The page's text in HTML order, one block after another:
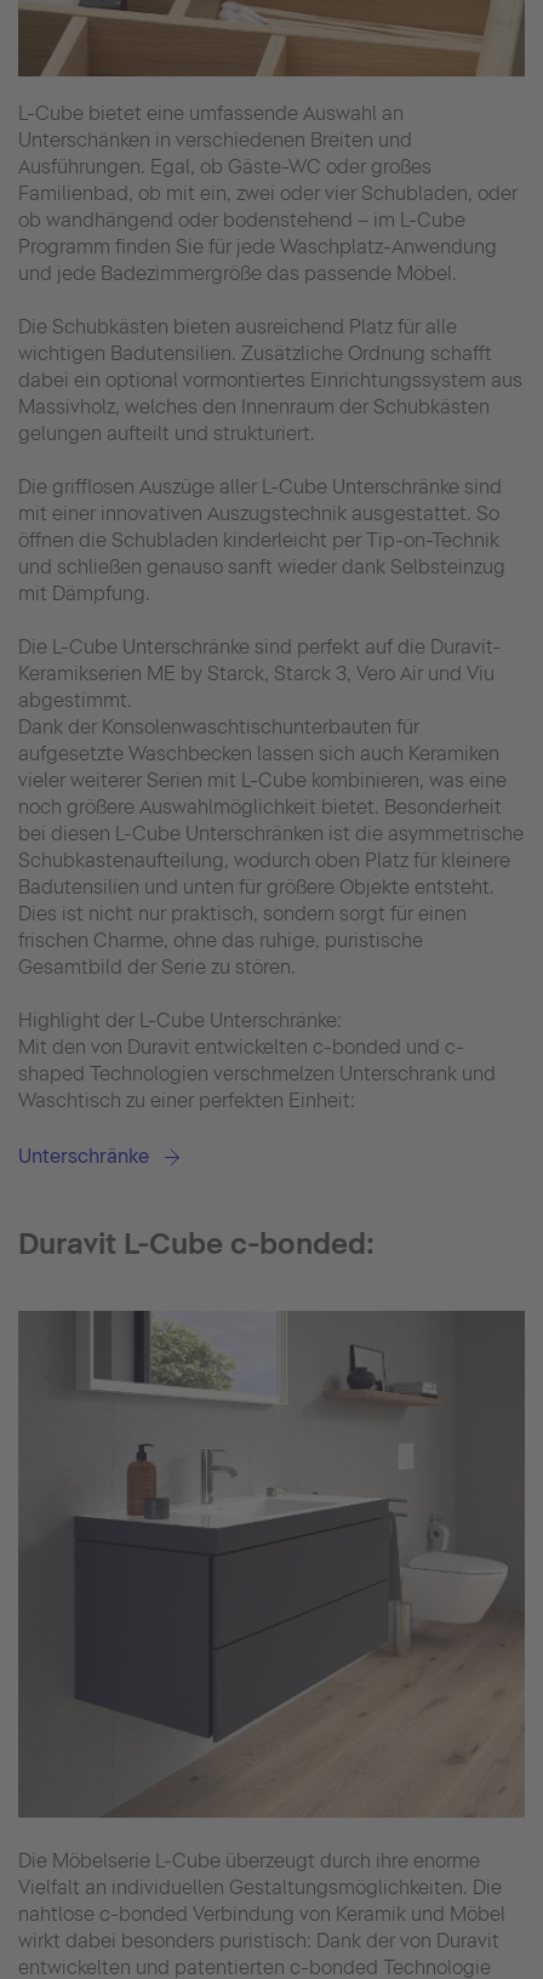
L-Cube bietet eine umfassende Auswahl an
Unterschänken in verschiedenen Breiten und
Ausführungen. Egal, ob Gäste-WC oder großes
Familienbad, ob mit ein, zwei oder vier Schubladen, oder
ob wandhängend oder bodenstehend – im L-Cube
Programm finden Sie für jede Waschplatz-Anwendung
und jede Badezimmergröße das passende Möbel.
Die Schubkästen bieten ausreichend Platz für alle
wichtigen Badutensilien. Zusätzliche Ordnung schafft
dabei ein optional vormontiertes Einrichtungssystem aus
Massivholz, welches den Innenraum der Schubkästen
gelungen aufteilt und strukturiert.
Die grifflosen Auszüge aller L-Cube Unterschränke sind
mit einer innovativen Auszugstechnik ausgestattet. So
öffnen die Schubladen kinderleicht per Tip-on-Technik
und schließen genauso sanft wieder dank Selbsteinzug
mit Dämpfung.
Die L-Cube Unterschränke sind perfekt auf die Duravit-
Keramikserien ME by Starck, Starck 3, Vero Air und Viu
abgestimmt.
Dank der Konsolenwaschtischunterbauten für
aufgesetzte Waschbecken lassen sich auch Keramiken
vieler weiterer Serien mit L-Cube kombinieren, was eine
noch größere Auswahlmöglichkeit bietet. Besonderheit
bei diesen L-Cube Unterschränken ist die asymmetrische
Schubkastenaufteilung, wodurch oben Platz für kleinere
Badutensilien und unten für größere Objekte entsteht.
Dies ist nicht nur praktisch, sondern sorgt für einen
frischen Charme, ohne das ruhige, puristische
Gesamtbild der Serie zu stören.
Highlight der L-Cube Unterschränke:
Mit den von Duravit entwickelten c-bonded und c-
shaped Technologien verschmelzen Unterschrank und
Waschtisch zu einer perfekten Einheit:
Unterschränke
Duravit L-Cube c-bonded:
Die Möbelserie L-Cube überzeugt durch ihre enorme
Vielfalt an individuellen Gestaltungsmöglichkeiten. Die
nahtlose c-bonded Verbindung von Keramik und Möbel
wirkt dabei besonders puristisch: Dank der von Duravit
entwickelten und patentierten c-bonded Technologie